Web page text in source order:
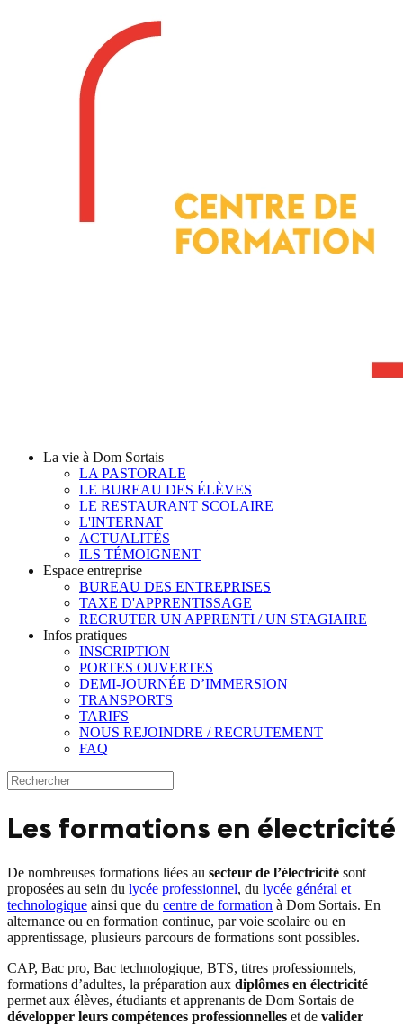
La vie à Dom Sortais
LA PASTORALE
LE BUREAU DES ÉLÈVES
LE RESTAURANT SCOLAIRE
L'INTERNAT
ACTUALITÉS
ILS TÉMOIGNENT
Espace entreprise
BUREAU DES ENTREPRISES
TAXE D'APPRENTISSAGE
RECRUTER UN APPRENTI / UN STAGIAIRE
Infos pratiques
INSCRIPTION
PORTES OUVERTES
DEMI-JOURNÉE D’IMMERSION
TRANSPORTS
TARIFS
NOUS REJOINDRE / RECRUTEMENT
FAQ
Les formations en électricité
De nombreuses formations liées au secteur de l’électricité sont
proposées au sein du lycée professionnel, du lycée général et
technologique ainsi que du centre de formation à Dom Sortais. En
alternance ou en formation continue, par voie scolaire ou en
apprentissage, plusieurs parcours de formations sont possibles.
CAP, Bac pro, Bac technologique, BTS, titres professionnels,
formations d’adultes, la préparation aux diplômes en électricité
permet aux élèves, étudiants et apprenants de Dom Sortais de
développer leurs compétences professionnelles et de valider